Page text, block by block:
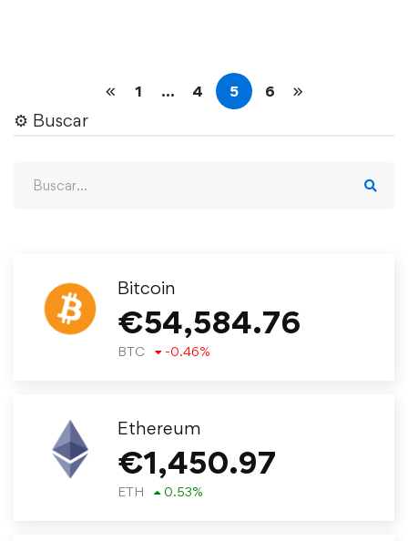
1 … 4 5 6
⚙︎ Buscar
Bitcoin
€54,584.76
BTC -0.46%
Ethereum
€1,450.97
ETH 0.53%